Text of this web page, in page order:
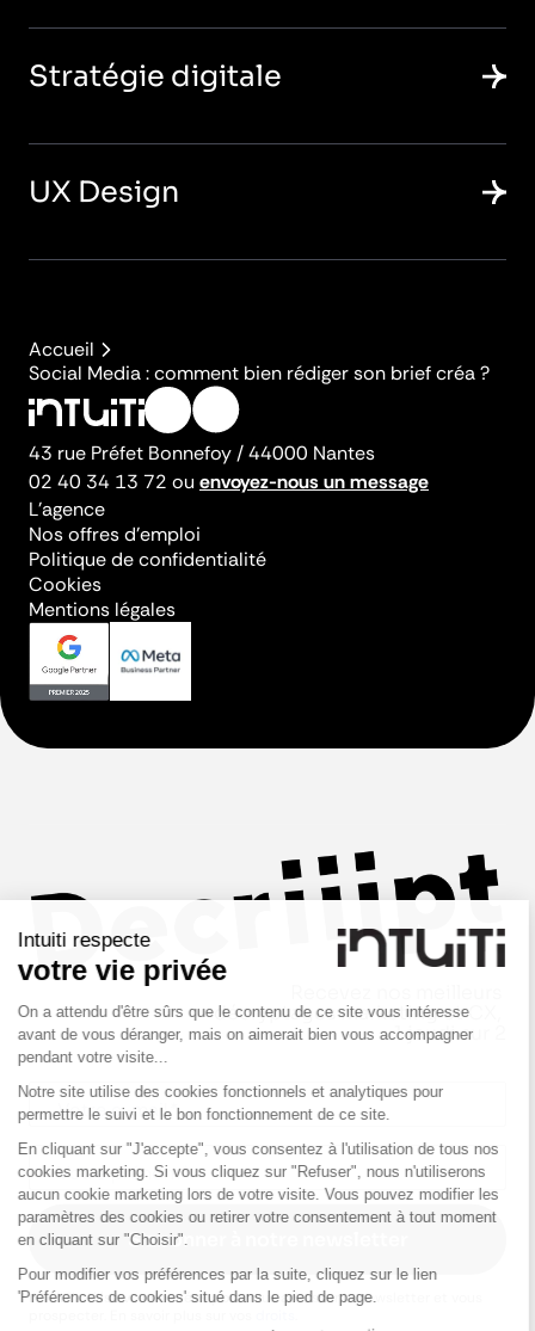
Intuiti respecte
votre vie privée
On a attendu d'être sûrs que le contenu de ce site vous intéresse
avant de vous déranger, mais on aimerait bien vous accompagner
pendant votre visite...
Notre site utilise des cookies fonctionnels et analytiques pour
permettre le suivi et le bon fonctionnement de ce site.
En cliquant sur "J'accepte", vous consentez à l'utilisation de tous nos
cookies marketing. Si vous cliquez sur "Refuser", nous n'utiliserons
aucun cookie marketing lors de votre visite. Vous pouvez modifier les
paramètres des cookies ou retirer votre consentement à tout moment
en cliquant sur "Choisir".
Pour modifier vos préférences par la suite, cliquez sur le lien
'Préférences de cookies' situé dans le pied de page.
Stratégie digitale
UX Design
Accueil
Social Media : comment bien rédiger son brief créa ?
Instagram
43 rue Préfet Bonnefoy / 44000 Nantes
02 40 34 13 72 ou envoyez-nous un message
L’agence
Nos offres d’emploi
Politique de confidentialité
Cookies
Mentions légales